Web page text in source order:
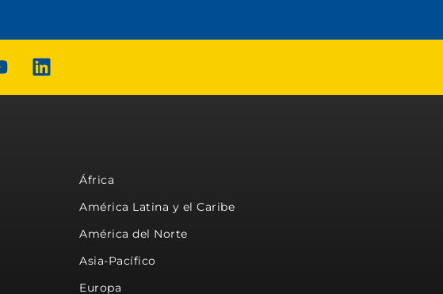
África
América Latina y el Caribe
América del Norte
Asia-Pacífico
Europa